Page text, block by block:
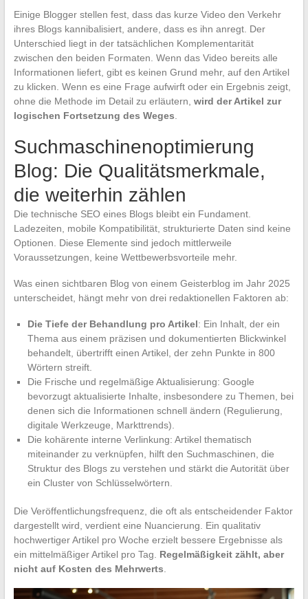
Einige Blogger stellen fest, dass das kurze Video den Verkehr
ihres Blogs kannibalisiert, andere, dass es ihn anregt. Der
Unterschied liegt in der tatsächlichen Komplementarität
zwischen den beiden Formaten. Wenn das Video bereits alle
Informationen liefert, gibt es keinen Grund mehr, auf den Artikel
zu klicken. Wenn es eine Frage aufwirft oder ein Ergebnis zeigt,
ohne die Methode im Detail zu erläutern, wird der Artikel zur
logischen Fortsetzung des Weges
Suchmaschinenoptimierung
Blog: Die Qualitätsmerkmale,
die weiterhin zählen
Die technische SEO eines Blogs bleibt ein Fundament.
Ladezeiten, mobile Kompatibilität, strukturierte Daten sind keine
Optionen. Diese Elemente sind jedoch mittlerweile
Voraussetzungen, keine Wettbewerbsvorteile mehr.
Was einen sichtbaren Blog von einem Geisterblog im Jahr 2025
unterscheidet, hängt mehr von drei redaktionellen Faktoren ab:
Die Tiefe der Behandlung pro Artikel: Ein Inhalt, der ein
Thema aus einem präzisen und dokumentierten Blickwinkel
behandelt, übertrifft einen Artikel, der zehn Punkte in 800
Wörtern streift.
Die Frische und regelmäßige Aktualisierung: Google
bevorzugt aktualisierte Inhalte, insbesondere zu Themen, bei
denen sich die Informationen schnell ändern (Regulierung,
digitale Werkzeuge, Markttrends).
Die kohärente interne Verlinkung: Artikel thematisch
miteinander zu verknüpfen, hilft den Suchmaschinen, die
Struktur des Blogs zu verstehen und stärkt die Autorität über
ein Cluster von Schlüsselwörtern.
Die Veröffentlichungsfrequenz, die oft als entscheidender Faktor
dargestellt wird, verdient eine Nuancierung. Ein qualitativ
hochwertiger Artikel pro Woche erzielt bessere Ergebnisse als
ein mittelmäßiger Artikel pro Tag. Regelmäßigkeit zählt, aber
nicht auf Kosten des Mehrwerts